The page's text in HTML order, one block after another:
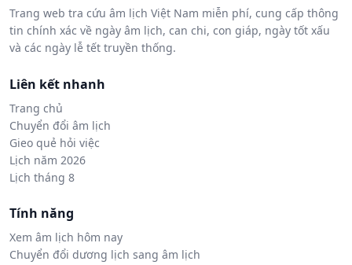
Trang web tra cứu âm lịch Việt Nam miễn phí, cung cấp thông
tin chính xác về ngày âm lịch, can chi, con giáp, ngày tốt xấu
và các ngày lễ tết truyền thống.
Liên kết nhanh
Trang chủ
Chuyển đổi âm lịch
Gieo quẻ hỏi việc
Lịch năm 2026
Lịch tháng 8
Tính năng
Xem âm lịch hôm nay
Chuyển đổi dương lịch sang âm lịch